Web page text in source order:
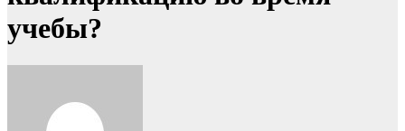
учебы?